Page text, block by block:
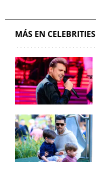
MÁS EN CELEBRITIES